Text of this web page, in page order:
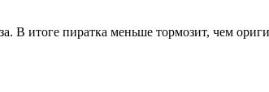
В итоге пиратка меньше тормозит, чем